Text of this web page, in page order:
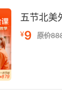
语口语烦
口语学习机
子去体验吧
五节北美
¥9 原价